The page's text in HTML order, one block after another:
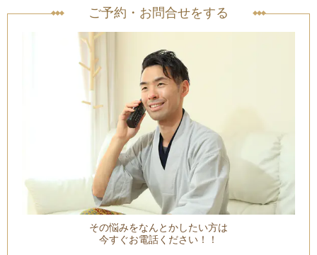
ご予約・お問合せをする
その悩みをなんとかしたい方は
今すぐお電話ください！！